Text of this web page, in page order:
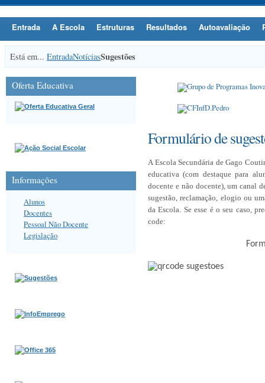
Entrada A Escola Estruturas Resultados Autoavaliação
Está em... EntradaNotíciasSugestões
Formulário de
A Escola Secundária de Gago
educativa (com destaque para
docente e não docente), um canal
sugestão, reclamação, elogio ou
da Escola. Se esse é o seu caso,
code:
Oferta Educativa
Informações
Alunos
Docentes
Pessoal Não Docente
Legislação